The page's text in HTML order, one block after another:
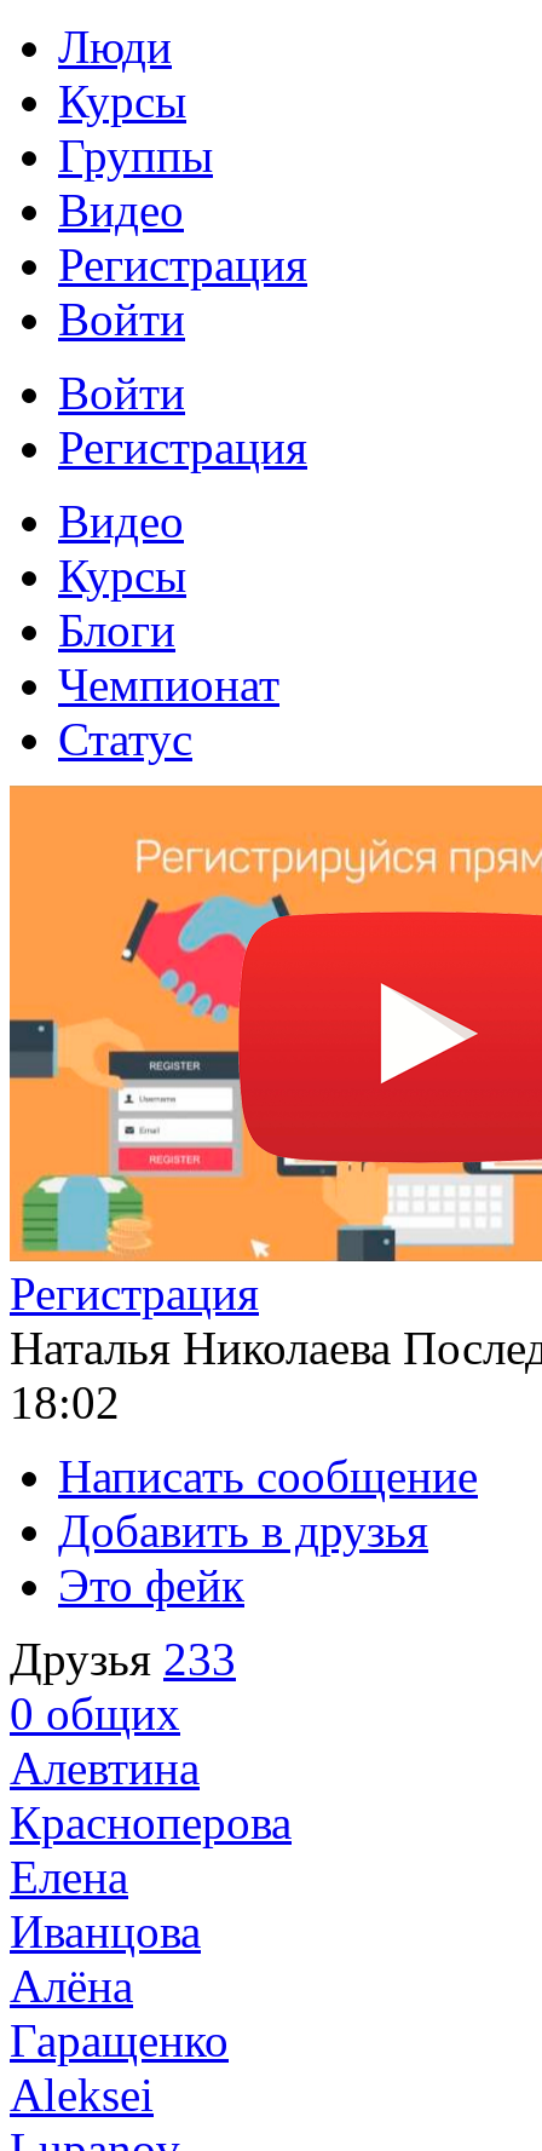
Люди
Курсы
Группы
Видео
Регистрация
Войти
Войти
Регистрация
Видео
Курсы
Блоги
Чемпионат
Статус
Регистрация
Наталья Николаева
18:02
Написать сообщение
Добавить в друзья
Это фейк
Друзья 233
0 общих
Алевтина
Красноперова
Елена
Иванцова
Алёна
Гаращенко
Aleksei